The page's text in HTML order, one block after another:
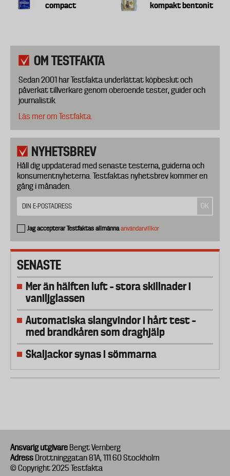
compact
kompakt bentonit
OM TESTFAKTA
Sedan 2001 har Testfakta underlättat köpbeslut och
påverkat tillverkare genom oberoende tester, guider och
journalistik.
Läs mer om Testfakta.
NYHETSBREV
Håll dig uppdaterad med senaste testerna, guiderna och
konsumentnyheterna. Testfaktas nyhetsbrev kommer en
gång i månaden.
Jag accepterar Testfaktas allmännaanvändarvillkor
SENASTE
Mer än hälften luft – stora skillnader i
vaniljglassen
Automatiska slangvindor i hårt test –
med brandkåren som draghjälp
Skaljackor synas i sömmarna
Ansvarig utgivare Bengt Vernberg
Adress Drottninggatan 81A, 111 60 Stockholm
© Copyright 2025 Testfakta